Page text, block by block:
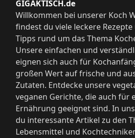
GIGAKTISCH.de
Willkommen bei unserer Koch
findest du viele leckere
Tipps rund um das Thema
Unsere einfachen und
eignen sich auch für
großen Wert auf frische und
Zutaten. Entdecke unsere
veganen Gerichte, die auch für
Ernährung geeignet sind. In
du interessante Artikel zu den
Lebensmittel und